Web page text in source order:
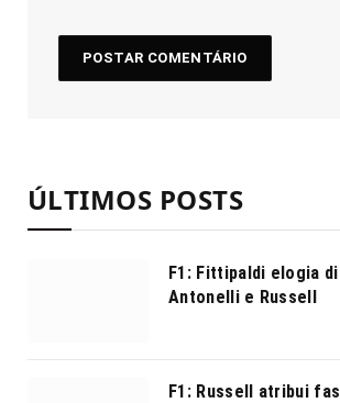
ÚLTIMOS POSTS
F1: Fittipaldi elogia
Antonelli e Russell
F1: Russell atribui